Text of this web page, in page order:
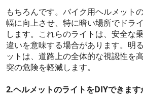
もちろんです。バイク用ヘルメット
幅に向上させ、特に暗い場所でドラ
します。これらのライトは、安全な
違いを意味する場合があります。明
ットは、道路上の全体的な視認性を
突の危険を軽減します。
2.ヘルメットのライトをDIYできます